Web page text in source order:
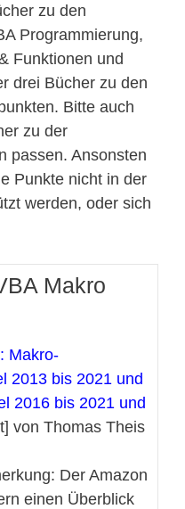
zu den
Programmierung,
Funktionen und
drei Bücher zu den
Bitte auch
zu der
passen. Ansonsten
Punkte nicht in der
werden, oder sich
Makro
Makro-
2013 bis 2021 und
2016 bis 2021 und
von Thomas Theis
Der Amazon
einen Überblick